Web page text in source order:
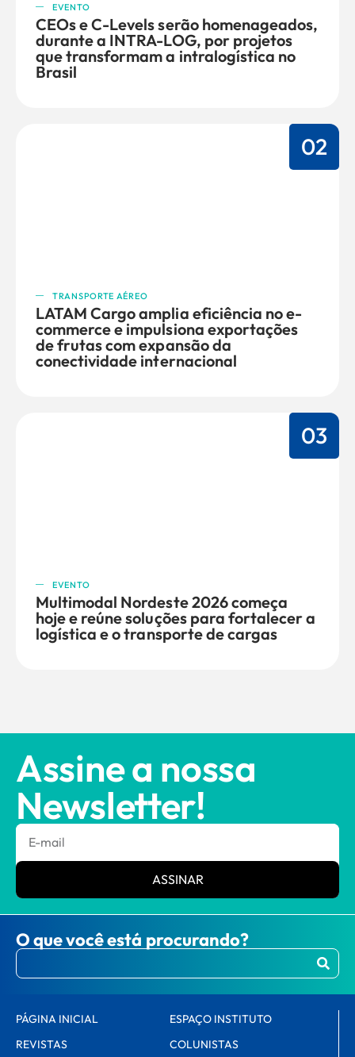
EVENTO
CEOs e C-Levels serão homenageados,
durante a INTRA-LOG, por projetos
que transformam a intralogística no
Brasil
02
TRANSPORTE AÉREO
LATAM Cargo amplia eficiência no e-
commerce e impulsiona exportações
de frutas com expansão da
conectividade internacional
03
EVENTO
Multimodal Nordeste 2026 começa
hoje e reúne soluções para fortalecer a
logística e o transporte de cargas
Assine a nossa
Newsletter!
ASSINAR
O que você está procurando?
PÁGINA INICIAL
REVISTAS
ESPAÇO INSTITUTO
COLUNISTAS